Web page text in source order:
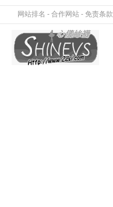
网站排名 - 合作网站 - 免责条款